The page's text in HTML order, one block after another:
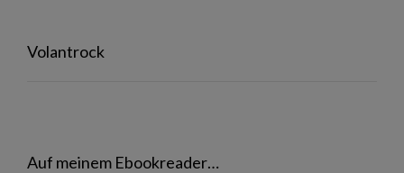
Volantrock
Auf meinem Ebookreader…